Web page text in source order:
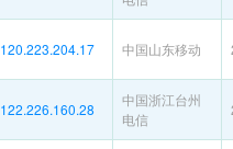
120.223.204.17 中国山东移动
122.226.160.28
中国浙江台州
电信